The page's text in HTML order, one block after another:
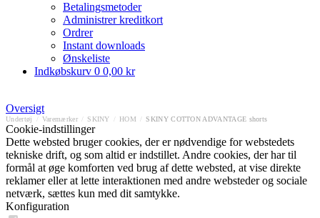
Betalingsmetoder
Administrer kreditkort
Ordrer
Instant downloads
Ønskeliste
Indkøbskurv 0 0,00 kr
Oversigt
Undertøj Varemærker SKINY HOM SKINY COTTON ADVANTAGE shorts
Cookie-indstillinger
Dette websted bruger cookies, der er nødvendige for webstedets
tekniske drift, og som altid er indstillet. Andre cookies, der har til
formål at øge komforten ved brug af dette websted, at vise direkte
reklamer eller at lette interaktionen med andre websteder og sociale
netværk, sættes kun med dit samtykke.
Konfiguration